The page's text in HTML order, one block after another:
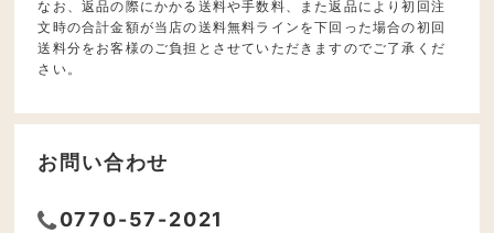
なお、返品の際にかかる送料や手数料、また返品により初回注
文時の合計金額が当店の送料無料ラインを下回った場合の初回
送料分をお客様のご負担とさせていただきますのでご了承くだ
さい。
お問い合わせ
0770-57-2021